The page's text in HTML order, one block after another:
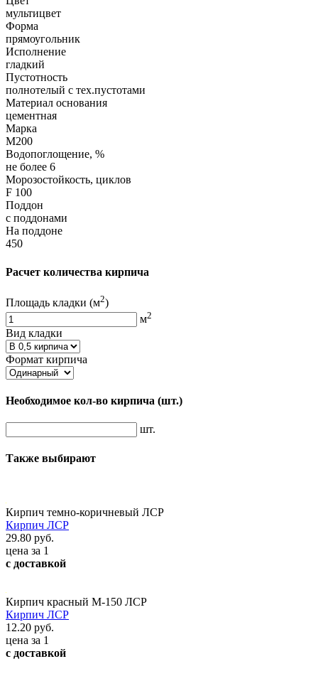
мультицвет
Форма
прямоугольник
Исполнение
гладкий
Пустотность
полнотелый с тех.пустотами
Материал основания
цементная
Марка
М200
Водопоглощение, %
не более 6
Морозостойкость, циклов
F 100
Поддон
с поддонами
На поддоне
450
Расчет количества кирпича
Площадь кладки (м2)
м2
Вид кладки
Формат кирпича
Необходимое кол-во кирпича (шт.)
шт.
Также выбирают
Кирпич темно-коричневый ЛСР
Кирпич ЛСР
29.80 руб.
цена за 1
с доставкой
Кирпич красный М-150 ЛСР
Кирпич ЛСР
12.20 руб.
цена за 1
с доставкой